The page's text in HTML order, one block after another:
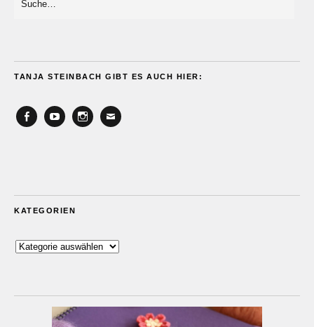
TANJA STEINBACH GIBT ES AUCH HIER:
KATEGORIEN
Kategorien